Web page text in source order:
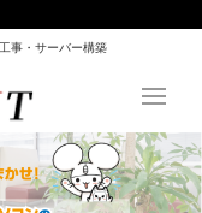
事・サーバー構築